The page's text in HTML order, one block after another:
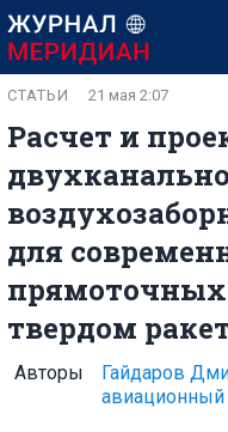
Расчет и
для
прямоточных
твердом
СТАТЬИ 21 мая 2:07
Авторы Гайдаров
авиационный